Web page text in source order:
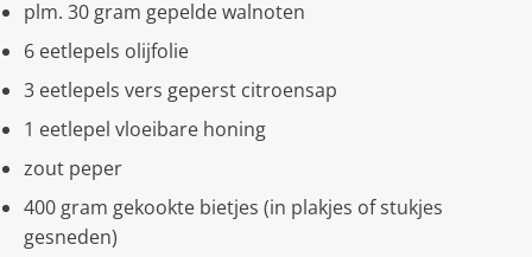
plm. 30 gram gepelde walnoten
6 eetlepels olijfolie
3 eetlepels vers geperst citroensap
1 eetlepel vloeibare honing
zout peper
400 gram gekookte bietjes (in plakjes of stukjes
gesneden)